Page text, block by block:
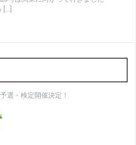
[…]
選・検定開催決定！